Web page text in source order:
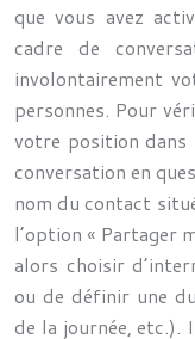
que vous avez
cadre de
involontairement
personnes. Pour
votre position dans
conversation en
nom du contact
l’option « Partager
alors choisir
ou de définir une
de la journée, etc.).